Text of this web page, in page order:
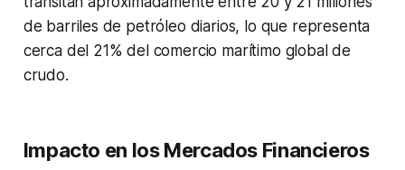
de barriles de petróleo diarios, lo que representa
cerca del 21% del comercio marítimo global de
crudo.
Impacto en los Mercados Financieros